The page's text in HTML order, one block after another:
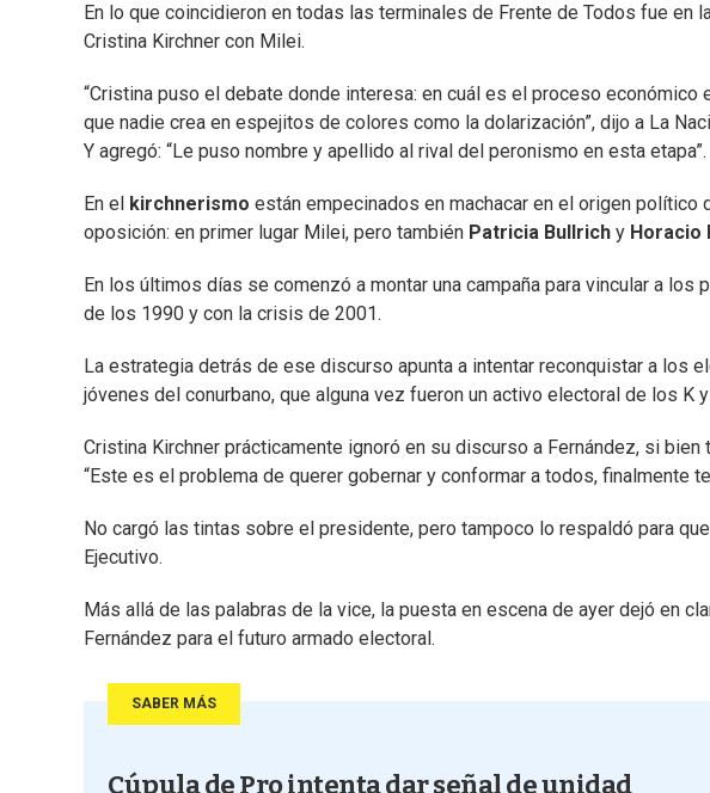
En lo que coincidieron en todas las terminales de Frente de Todos fue en
Cristina Kirchner con Milei.
“Cristina puso el debate donde interesa: en cuál es el proceso económico
que nadie crea en espejitos de colores como la dolarización”, dijo a La
Y agregó: “Le puso nombre y apellido al rival del peronismo en esta etapa”.
En el kirchnerismo están empecinados en machacar en el origen
oposición: en primer lugar Milei, pero también Patricia Bullrich y Horacio
En los últimos días se comenzó a montar una campaña para vincular a
de los 1990 y con la crisis de 2001.
La estrategia detrás de ese discurso apunta a intentar reconquistar a los
jóvenes del conurbano, que alguna vez fueron un activo electoral de los K
Cristina Kirchner prácticamente ignoró en su discurso a Fernández, si
“Este es el problema de querer gobernar y conformar a todos, finalmente
No cargó las tintas sobre el presidente, pero tampoco lo respaldó para
Ejecutivo.
Más allá de las palabras de la vice, la puesta en escena de ayer dejó en
Fernández para el futuro armado electoral.
SABER MÁS
Cúpula de Pro intenta dar señal de unidad